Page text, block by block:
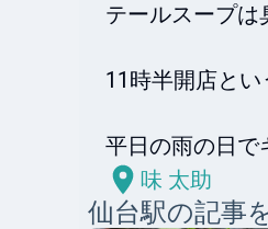
テールスープは
11時半開店とい
平日の雨の日で
味 太助
仙台駅の記事